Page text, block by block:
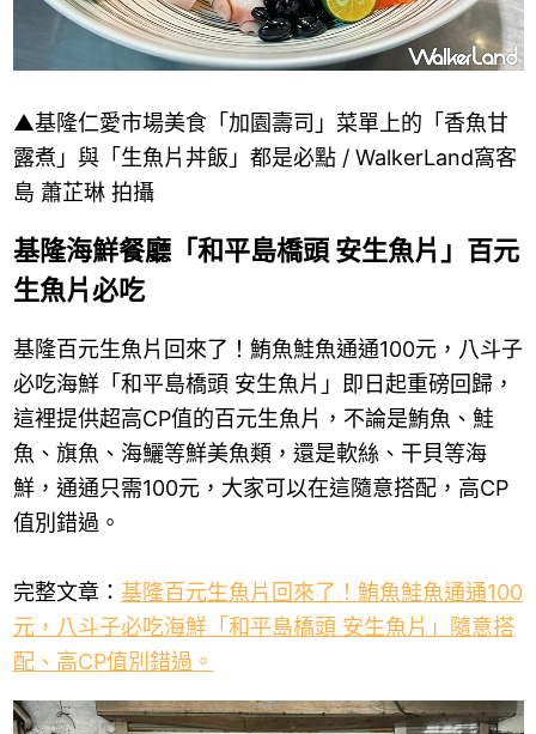
▲基隆仁愛市場美食「加園壽司」菜單上的「香魚甘
露煮」與「生魚片丼飯」都是必點 / WalkerLand窩客
島 蕭芷琳 拍攝
基隆海鮮餐廳「和平島橋頭 安生魚片」百元
生魚片必吃
基隆百元生魚片回來了！鮪魚鮭魚通通100元，八斗子
必吃海鮮「和平島橋頭 安生魚片」即日起重磅回歸，
這裡提供超高CP值的百元生魚片，不論是鮪魚、鮭
魚、旗魚、海鱺等鮮美魚類，還是軟絲、干貝等海
鮮，通通只需100元，大家可以在這隨意搭配，高CP
值別錯過。
完整文章： 基隆百元生魚片回來了！鮪魚鮭魚通通100
元，八斗子必吃海鮮「和平島橋頭 安生魚片」隨意搭
配、高CP值別錯過。